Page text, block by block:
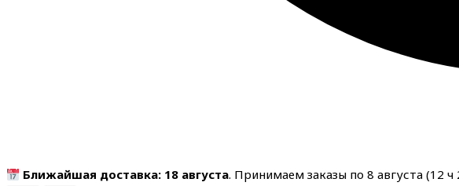
Ближайшая доставка: 18 августа. Принимаем заказы по 8 августа (12 ч